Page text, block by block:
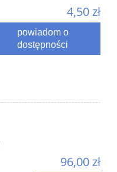
4,50 zł
powiadom o
dostępności
96,00 zł